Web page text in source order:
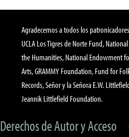
Agradecemos a todos los
UCLA Los Tigres de Norte Fund,
the Humanities, National Endowment
Arts, GRAMMY Foundation, Fund for
Records, Señor y la Señora E.W.
Jeannik Littlefield Foundation.
Derechos de Autor y Acceso